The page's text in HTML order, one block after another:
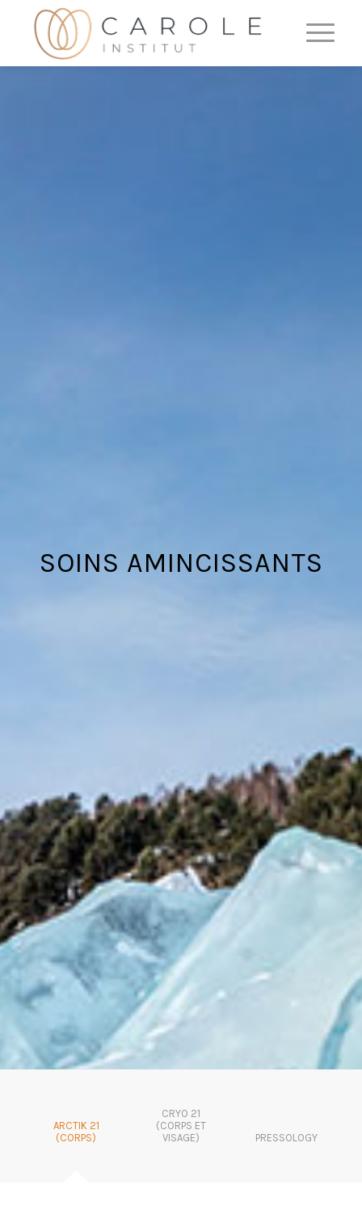
SOINS AMINCISSANTS
ARCTIK 21
(CORPS)
CRYO 21
(CORPS ET
VISAGE)
PRESSOLOGY